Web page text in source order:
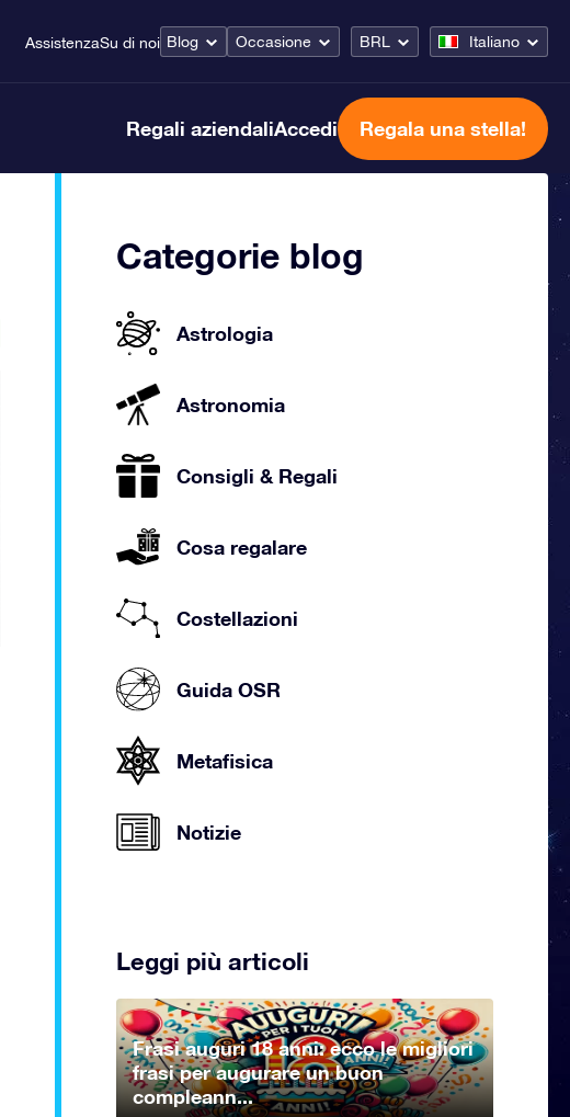
AssistenzaSu di noi Blog Occasione BRL Italiano
Regali aziendaliAccedi Regala una stella!
Categorie blog
Astrologia
Astronomia
Consigli & Regali
Cosa regalare
Costellazioni
Guida OSR
Metafisica
Notizie
Leggi più articoli
Frasi auguri 18 anni: ecco le migliori
frasi per augurare un buon
compleann...